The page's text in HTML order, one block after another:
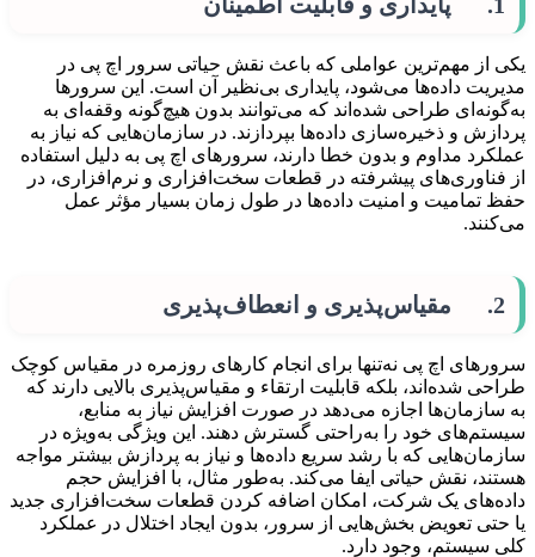
یکی از مهم‌ترین عواملی که باعث نقش حیاتی سرور اچ پی در
مدیریت داده‌ها می‌شود، پایداری بی‌نظیر آن است. این سرورها
به‌گونه‌ای طراحی شده‌اند که می‌توانند بدون هیچ‌گونه وقفه‌ای به
پردازش و ذخیره‌سازی داده‌ها بپردازند. در سازمان‌هایی که نیاز به
عملکرد مداوم و بدون خطا دارند، سرورهای اچ پی به دلیل استفاده
از فناوری‌های پیشرفته در قطعات سخت‌افزاری و نرم‌افزاری، در
حفظ تمامیت و امنیت داده‌ها در طول زمان بسیار مؤثر عمل
می‌کنند.
2. مقیاس‌پذیری و انعطاف‌پذیری
سرورهای اچ پی نه‌تنها برای انجام کارهای روزمره در مقیاس کوچک
طراحی شده‌اند، بلکه قابلیت ارتقاء و مقیاس‌پذیری بالایی دارند که
به سازمان‌ها اجازه می‌دهد در صورت افزایش نیاز به منابع،
سیستم‌های خود را به‌راحتی گسترش دهند. این ویژگی به‌ویژه در
سازمان‌هایی که با رشد سریع داده‌ها و نیاز به پردازش بیشتر مواجه
هستند، نقش حیاتی ایفا می‌کند. به‌طور مثال، با افزایش حجم
داده‌های یک شرکت، امکان اضافه کردن قطعات سخت‌افزاری جدید
یا حتی تعویض بخش‌هایی از سرور، بدون ایجاد اختلال در عملکرد
کلی سیستم، وجود دارد.